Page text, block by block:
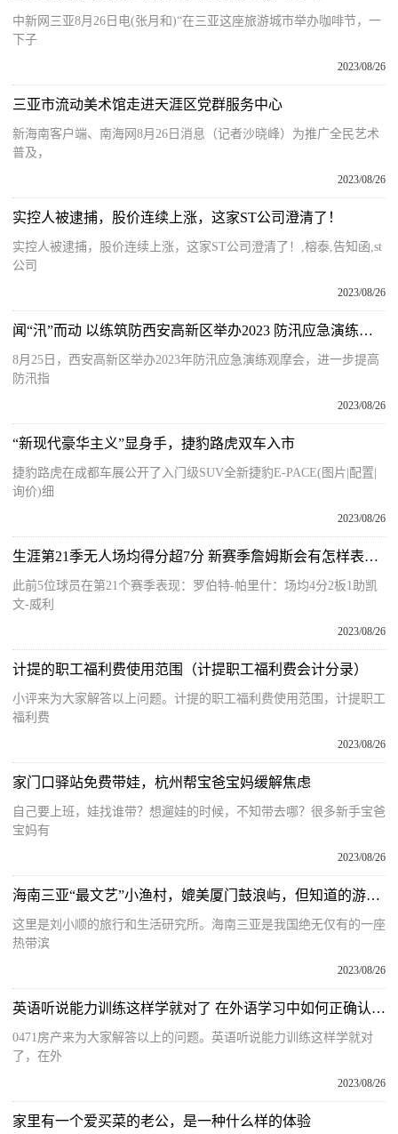
中新网三亚8月26日电(张月和)“在三亚这座旅游城市举办咖啡节，一
下子
2023/08/26
三亚市流动美术馆走进天涯区党群服务中心
新海南客户端、南海网8月26日消息（记者沙晓峰）为推广全民艺术
普及，
2023/08/26
实控人被逮捕，股价连续上涨，这家ST公司澄清了！
实控人被逮捕，股价连续上涨，这家ST公司澄清了！,榕泰,告知函,st
公司
2023/08/26
闻“汛”而动 以练筑防西安高新区举办2023 防汛应急演练观摩会
8月25日，西安高新区举办2023年防汛应急演练观摩会，进一步提高
防汛指
2023/08/26
“新现代豪华主义”显身手，捷豹路虎双车入市
捷豹路虎在成都车展公开了入门级SUV全新捷豹E-PACE(图片|配置|
询价)细
2023/08/26
生涯第21季无人场均得分超7分 新赛季詹姆斯会有怎样表现？
此前5位球员在第21个赛季表现：罗伯特-帕里什：场均4分2板1助凯
文-威利
2023/08/26
计提的职工福利费使用范围（计提职工福利费会计分录）
小评来为大家解答以上问题。计提的职工福利费使用范围，计提职工
福利费
2023/08/26
家门口驿站免费带娃，杭州帮宝爸宝妈缓解焦虑
自己要上班，娃找谁带？想遛娃的时候，不知带去哪？很多新手宝爸
宝妈有
2023/08/26
海南三亚“最文艺”小渔村，媲美厦门鼓浪屿，但知道的游客却不多
这里是刘小顺的旅行和生活研究所。海南三亚是我国绝无仅有的一座
热带滨
2023/08/26
英语听说能力训练这样学就对了 在外语学习中如何正确认识英语的听说能力
0471房产来为大家解答以上的问题。英语听说能力训练这样学就对
了，在外
2023/08/26
家里有一个爱买菜的老公，是一种什么样的体验